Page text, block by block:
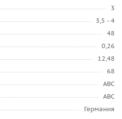
3
3,5 - 4
48
0,26
12,48
68
ABC
ABC
Германия